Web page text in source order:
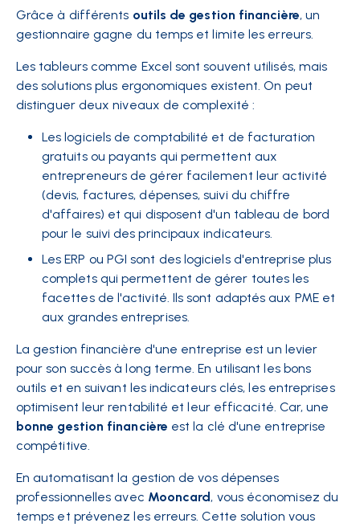
Grâce à différents outils de gestion financière, un
gestionnaire gagne du temps et limite les erreurs.
Les tableurs comme Excel sont souvent utilisés, mais
des solutions plus ergonomiques existent. On peut
distinguer deux niveaux de complexité :
Les logiciels de comptabilité et de facturation
gratuits ou payants qui permettent aux
entrepreneurs de gérer facilement leur activité
(devis, factures, dépenses, suivi du chiffre
d'affaires) et qui disposent d'un tableau de bord
pour le suivi des principaux indicateurs.
Les ERP ou PGI sont des logiciels d'entreprise plus
complets qui permettent de gérer toutes les
facettes de l'activité. Ils sont adaptés aux PME et
aux grandes entreprises.
La gestion financière d'une entreprise est un levier
pour son succès à long terme. En utilisant les bons
outils et en suivant les indicateurs clés, les entreprises
optimisent leur rentabilité et leur efficacité. Car, une
bonne gestion financière est la clé d'une entreprise
compétitive.
En automatisant la gestion de vos dépenses
professionnelles avec Mooncard, vous économisez du
temps et prévenez les erreurs. Cette solution vous